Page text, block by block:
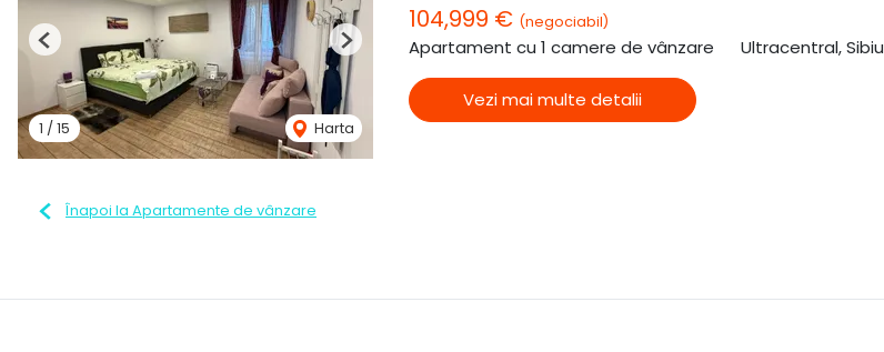
1 /15 Harta
Previous Next
104,999 € (negociabil)
Apartament cu 1 camere de vânzare Ultracentral, Sibiu
Vezi mai multe detalii
Înapoi la Apartamente de vânzare